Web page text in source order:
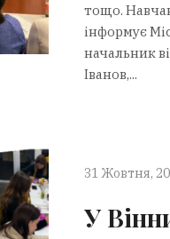
тощо.
інформує
начальник
Іванов,...
31 Жовтня,
У